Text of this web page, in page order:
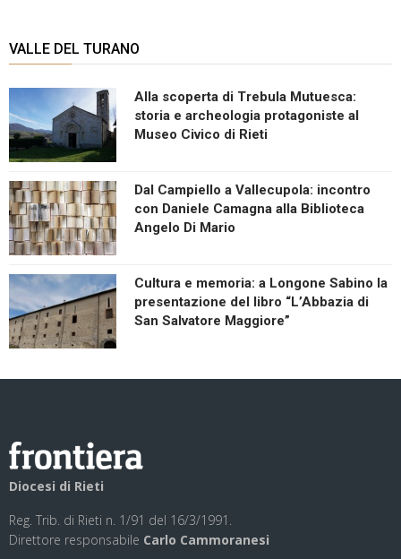
VALLE DEL TURANO
Alla scoperta di Trebula Mutuesca:
storia e archeologia protagoniste al
Museo Civico di Rieti
Dal Campiello a Vallecupola: incontro
con Daniele Camagna alla Biblioteca
Angelo Di Mario
Cultura e memoria: a Longone Sabino la
presentazione del libro “L’Abbazia di
San Salvatore Maggiore”
Diocesi di Rieti
Reg. Trib. di Rieti n. 1/91 del 16/3/1991.
Direttore responsabile Carlo Cammoranesi